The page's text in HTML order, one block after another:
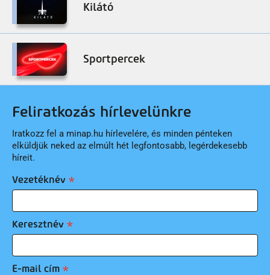
Kilátó
Sportpercek
Feliratkozás hírlevelünkre
Iratkozz fel a minap.hu hírlevelére, és minden pénteken
elküldjük neked az elmúlt hét legfontosabb, legérdekesebb
híreit.
Vezetéknév
Keresztnév
E-mail cím